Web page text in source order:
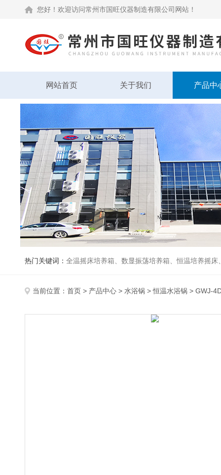
您好！欢迎访问常州市国旺仪器制造有限公司网站！
网站首页 关于我们 产品中
热门关键词： 全温摇床培养箱、数显振荡培养箱、恒温培养摇
当前位置： 首页 > 产品中心 > 水浴锅 >恒温水浴锅 > GWJ-